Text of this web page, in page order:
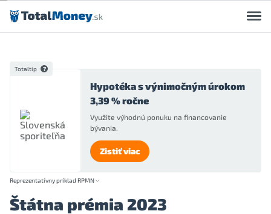
Preskočiť na obsah
Totaltip
Hypotéka s výnimočným úrokom
3,39 % ročne
Využite výhodnú ponuku na financovanie
bývania.
Zistiť viac
Reprezentatívny príklad RPMN
Štátna prémia 2023